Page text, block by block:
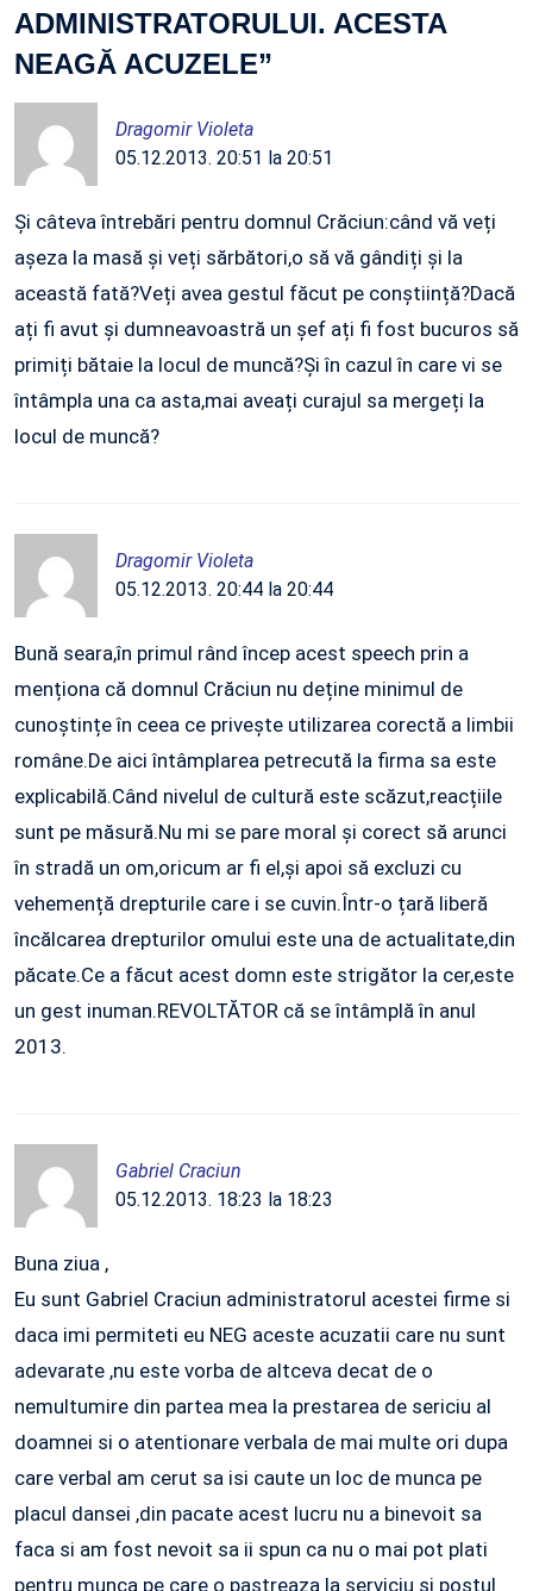
ADMINISTRATORULUI. ACESTA
NEAGĂ ACUZELE”
Dragomir Violeta
05.12.2013. 20:51 la 20:51
Și câteva întrebări pentru domnul Crăciun:când vă veți
așeza la masă și veți sărbători,o să vă gândiți și la
această fată?Veți avea gestul făcut pe conștiință?Dacă
ați fi avut și dumneavoastră un șef ați fi fost bucuros să
primiți bătaie la locul de muncă?Și în cazul în care vi se
întâmpla una ca asta,mai aveați curajul sa mergeți la
locul de muncă?
Dragomir Violeta
05.12.2013. 20:44 la 20:44
Bună seara,în primul rând încep acest speech prin a
menționa că domnul Crăciun nu deține minimul de
cunoștințe în ceea ce privește utilizarea corectă a limbii
române.De aici întâmplarea petrecută la firma sa este
explicabilă.Când nivelul de cultură este scăzut,reacțiile
sunt pe măsură.Nu mi se pare moral și corect să arunci
în stradă un om,oricum ar fi el,și apoi să excluzi cu
vehemență drepturile care i se cuvin.Într-o țară liberă
încălcarea drepturilor omului este una de actualitate,din
păcate.Ce a făcut acest domn este strigător la cer,este
un gest inuman.REVOLTĂTOR că se întâmplă în anul
2013.
Gabriel Craciun
05.12.2013. 18:23 la 18:23
Buna ziua ,
Eu sunt Gabriel Craciun administratorul acestei firme si
daca imi permiteti eu NEG aceste acuzatii care nu sunt
adevarate ,nu este vorba de altceva decat de o
nemultumire din partea mea la prestarea de sericiu al
doamnei si o atentionare verbala de mai multe ori dupa
care verbal am cerut sa isi caute un loc de munca pe
placul dansei ,din pacate acest lucru nu a binevoit sa
faca si am fost nevoit sa ii spun ca nu o mai pot plati
pentru munca pe care o pastreaza la serviciu si postul